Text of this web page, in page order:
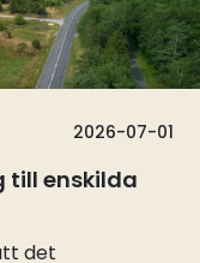
2026-07-01
till enskilda
det